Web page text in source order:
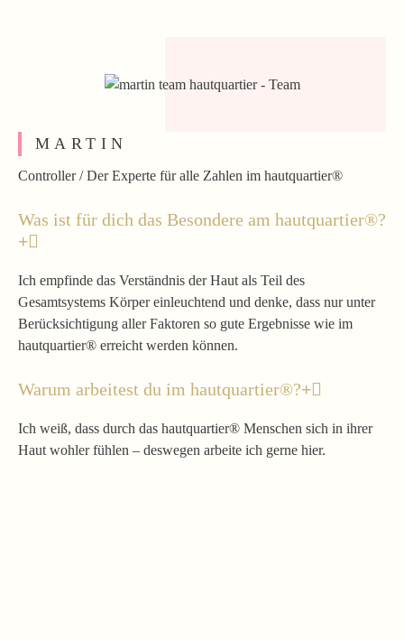
MARTIN
Controller /Der Experte für alle Zahlen im hautquartier®
Was ist für dich das Besondere am hautquartier®?
Ich empfinde das Verständnis der Haut als Teil des
Gesamtsystems Körper einleuchtend und denke, dass nur unter
Berücksichtigung aller Faktoren so gute Ergebnisse wie im
hautquartier® erreicht werden können.
Warum arbeitest du im hautquartier®?
Ich weiß, dass durch das hautquartier® Menschen sich in ihrer
Haut wohler fühlen – deswegen arbeite ich gerne hier.